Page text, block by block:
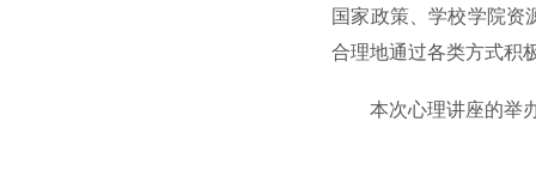
国家政策、学校学院资
合理地通过各类方式积
本次心理讲座的举